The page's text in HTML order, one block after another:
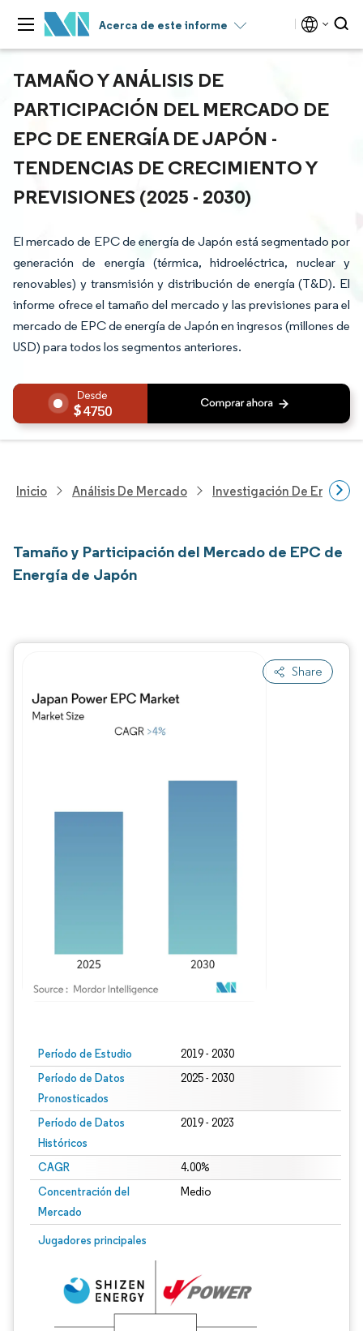
Acerca de este informe
TAMAÑO Y ANÁLISIS DE
PARTICIPACIÓN DEL MERCADO DE
EPC DE ENERGÍA DE JAPÓN -
TENDENCIAS DE CRECIMIENTO Y
PREVISIONES (2025 - 2030)
El mercado de EPC de energía de Japón está segmentado por
generación de energía (térmica, hidroeléctrica, nuclear y
renovables) y transmisión y distribución de energía (T&D). El
informe ofrece el tamaño del mercado y las previsiones para el
mercado de EPC de energía de Japón en ingresos (millones de
USD) para todos los segmentos anteriores.
4750
Inicio Análisis De Mercado Investigación De Energía
Tamaño y Participación del Mercado de EPC de
Energía de Japón
Share
Período de Estudio 2019 - 2030
Período de Datos
Pronosticados
2025 - 2030
Período de Datos
Históricos
2019 - 2023
CAGR 4.00%
Concentración del
Mercado
Medio
Jugadores principales